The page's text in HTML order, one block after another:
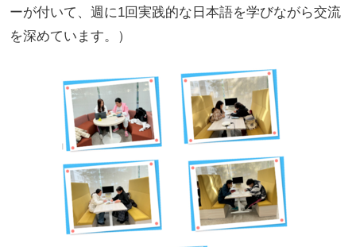
ーが付いて、週に1回実践的な日本語を学びながら交流
を深めています。）